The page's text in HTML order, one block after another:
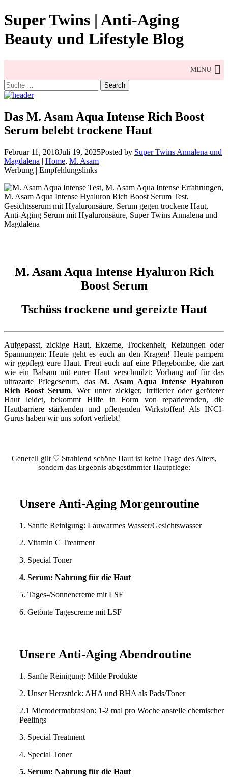
Skip
to
content
Super Twins | Anti-Aging
Beauty und Lifestyle Blog
MENU
Search
for:
Das M. Asam Aqua Intense Rich Boost
Serum belebt trockene Haut
Februar 11, 2018Juli 19, 2025Posted by Super Twins Annalena und
Magdalena | Home, M. Asam
Werbung | Empfehlungslinks
M. Asam Aqua Intense Hyaluron Rich
Boost Serum
Tschüss trockene und gereizte Haut
Aufgepasst, zickige Haut, Ekzeme, Trockenheit, Reizungen oder
Spannungen: Heute geht es euch an den Kragen! Heute pampern
wir gepflegt eure Haut. Freut euch auf eine Pflegebombe, die zart
wie ein Balsam mit eurer Haut verschmilzt: Vorhang auf für das
ultrazarte Pflegeserum, das M. Asam Aqua Intense Hyaluron
Rich Boost Serum. Wer unter zickiger, irritierter oder geröteter
Haut leidet, bekommt Hilfe in Form von reparierenden, die
Hautbarriere stärkenden und pflegenden Wirkstoffen! Als INCI-
Gurus haben wir uns sofort verliebt!
Generell gilt ♡ Strahlend schöne Haut ist keine Frage des Alters,
sondern das Ergebnis abgestimmter Hautpflege:
Unsere Anti-Aging Morgenroutine
1. Sanfte Reinigung: Lauwarmes Wasser/Gesichtswasser
2. Vitamin C Treatment
3. Special Toner
4. Serum: Nahrung für die Haut
5. Tages-/Sonnencreme mit LSF
6. Getönte Tagescreme mit LSF
Unsere Anti-Aging Abendroutine
1. Sanfte Reinigung: Milde Produkte
2. Unser Herzstück: AHA und BHA als Pads/Toner
2.1 Microdermabrasion: 1-2 mal pro Woche anstelle chemischer
Peelings
3. Special Treatment
4. Special Toner
5. Serum: Nahrung für die Haut